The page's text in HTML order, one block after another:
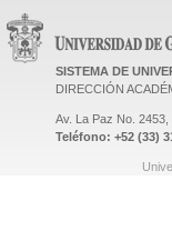
SISTEMA DE
DIRECCIÓN
Av. La Paz No.
Teléfono: +52 (33)